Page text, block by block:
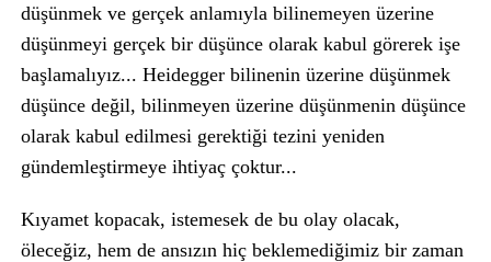
düşünmek ve gerçek anlamıyla bilinemeyen üzerine
düşünmeyi gerçek bir düşünce olarak kabul görerek işe
başlamalıyız... Heidegger bilinenin üzerine düşünmek
düşünce değil, bilinmeyen üzerine düşünmenin düşünce
olarak kabul edilmesi gerektiği tezini yeniden
gündemleştirmeye ihtiyaç çoktur...
Kıyamet kopacak, istemesek de bu olay olacak,
öleceğiz, hem de ansızın hiç beklemediğimiz bir zaman